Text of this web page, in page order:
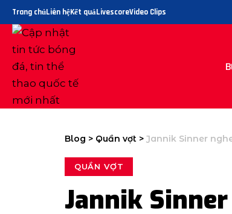
Trang chủLiên hệKết quảLivescoreVideo Clips
Blog > Quần vợt > Jannik Sinner
QUẦN VỢT
Jannik